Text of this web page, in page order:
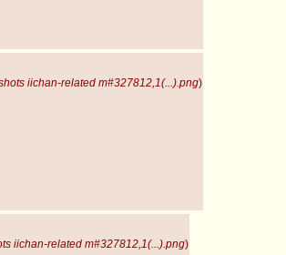
iichan-related m#327812,1(...).png)
iichan-related m#327812,1(...).png)